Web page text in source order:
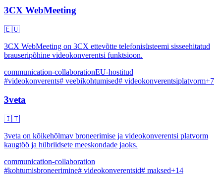
3CX WebMeeting
🇪🇺
3CX WebMeeting on 3CX ettevõtte telefonisüsteemi sisseehitatud
brauseripõhine videokonverentsi funktsioon.
communication-collaborationEU-hostitud
#videokonverents# veebikohtumised# videokonverentsiplatvorm+7
3veta
🇮🇹
3veta on kõikehõlmav broneerimise ja videokonverentsi platvorm
kaugtöö ja hübriidsete meeskondade jaoks.
communication-collaboration
#kohtumisbroneerimine# videokonverentsid# maksed+14